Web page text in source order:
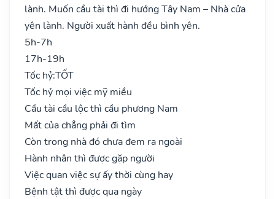
lành. Muốn cầu tài thì đi hướng Tây Nam – Nhà cửa
yên lành. Người xuất hành đều bình yên.
5h-7h
17h-19h
Tốc hỷ:TỐT
Tốc hỷ mọi việc mỹ miều
Cầu tài cầu lộc thì cầu phương Nam
Mất của chẳng phải đi tìm
Còn trong nhà đó chưa đem ra ngoài
Hành nhân thì được gặp người
Việc quan việc sự ấy thời cùng hay
Bệnh tật thì được qua ngày